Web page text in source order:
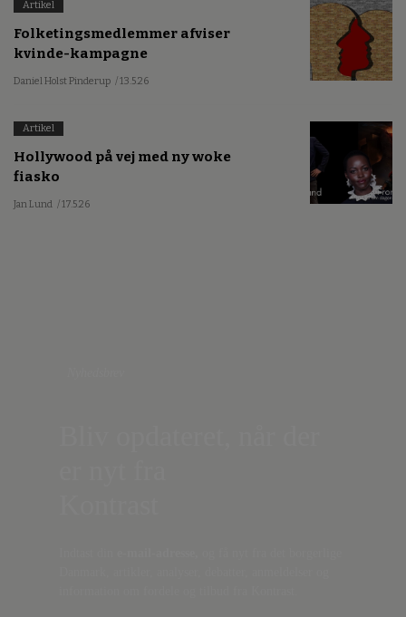
Artikel
Folketingsmedlemmer afviser
kvinde-kampagne
Daniel Holst Pinderup / 13.5.26
Artikel
Hollywood på vej med ny woke
fiasko
Jan Lund / 17.5.26